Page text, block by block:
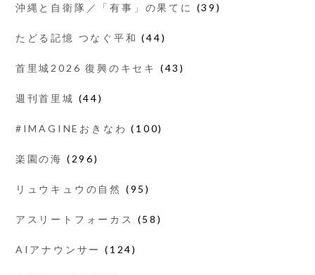
沖縄と自衛隊／「有事」の果てに (39)
たどる記憶 つなぐ平和 (44)
首里城2026 復興のキセキ (43)
週刊首里城 (44)
#IMAGINEおきなわ (100)
楽園の海 (296)
リュウキュウの自然 (95)
アスリートフォーカス (58)
AIアナウンサー (124)